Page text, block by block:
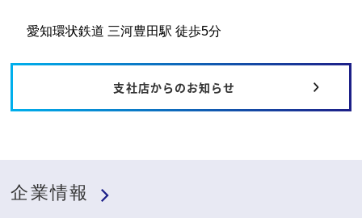
愛知環状鉄道 三河豊田駅 徒歩5分
支社店からのお知らせ
企業情報